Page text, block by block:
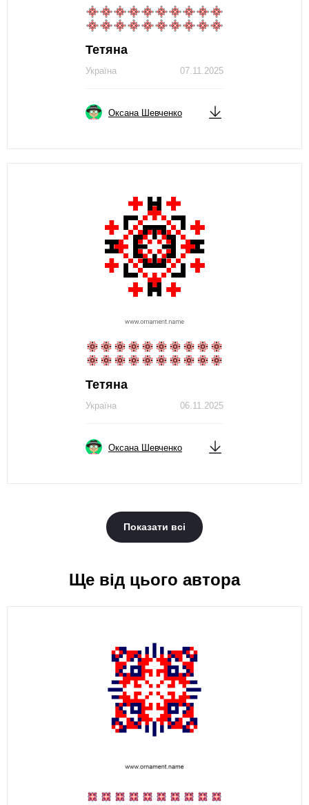
Тетяна
07.11.2025
Україна
Оксана Шевченко
Тетяна
06.11.2025
Україна
Оксана Шевченко
Показати всі
Ще від цього автора